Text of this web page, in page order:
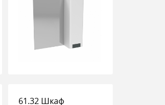
61.32 Шкаф